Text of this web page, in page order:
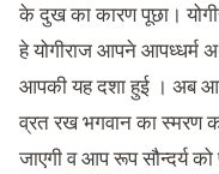
के दुख का कारण पूछा।
हे योगीराज आपने आपध्धर्म
आपकी यह दशा हुई । अब आप
व्रत रख भगवान का स्मरण
जाएगी व आप रूप सौन्दर्य